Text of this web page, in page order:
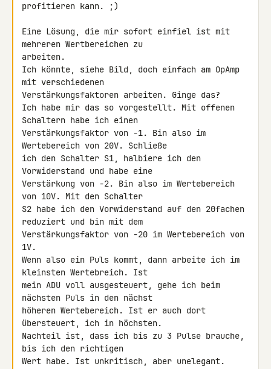
profitieren kann. ;)
Eine Lösung, die mir sofort einfiel ist mit
mehreren Wertbereichen zu
arbeiten.
Ich könnte, siehe Bild, doch einfach am OpAmp
mit verschiedenen
Verstärkungsfaktoren arbeiten. Ginge das?
Ich habe mir das so vorgestellt. Mit offenen
Schaltern habe ich einen
Verstärkungsfaktor von -1. Bin also im
Wertebereich von 20V. Schließe
ich den Schalter S1, halbiere ich den
Vorwiderstand und habe eine
Verstärkung von -2. Bin also im Wertebereich
von 10V. Mit den Schalter
S2 habe ich den Vorwiderstand auf den 20fachen
reduziert und bin mit dem
Verstärkungsfaktor von -20 im Wertebereich von
1V.
Wenn also ein Puls kommt, dann arbeite ich im
kleinsten Wertebreich. Ist
mein ADU voll ausgesteuert, gehe ich beim
nächsten Puls in den nächst
höheren Wertebereich. Ist er auch dort
übersteuert, ich in höchsten.
Nachteil ist, dass ich bis zu 3 Pulse brauche,
bis ich den richtigen
Wert habe. Ist unkritisch, aber unelegant.